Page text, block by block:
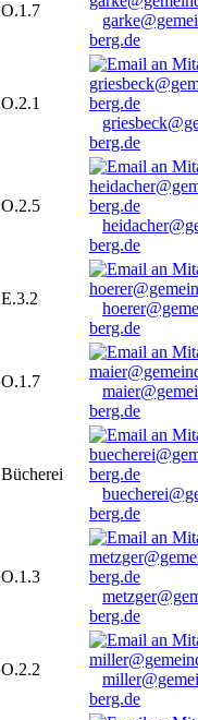
O.1.7
berg.de
O.2.1
berg.de
O.2.5
berg.de
E.3.2
berg.de
O.1.7
berg.de
Bücherei
berg.de
O.1.3
berg.de
O.2.2
berg.de